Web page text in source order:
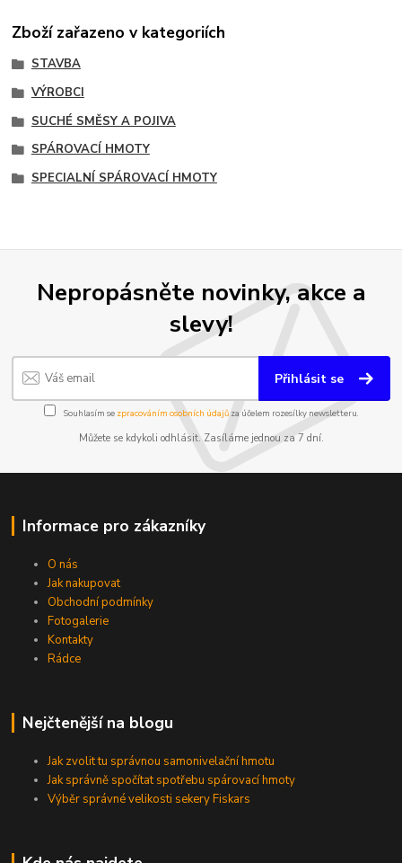
Zboží zařazeno v kategoriích
STAVBA
VÝROBCI
SUCHÉ SMĚSY A POJIVA
SPÁROVACÍ HMOTY
SPECIALNÍ SPÁROVACÍ HMOTY
Nepropásněte novinky, akce a
slevy!
Přihlásit se
Souhlasím se zpracováním osobních údajůza účelem rozesílky newsletteru.
Můžete se kdykoli odhlásit. Zasíláme jednou za 7 dní.
Informace pro zákazníky
O nás
Jak nakupovat
Obchodní podmínky
Fotogalerie
Kontakty
Rádce
Nejčtenější na blogu
Jak zvolit tu správnou samonivelační hmotu
Jak správně spočítat spotřebu spárovací hmoty
Výběr správné velikosti sekery Fiskars